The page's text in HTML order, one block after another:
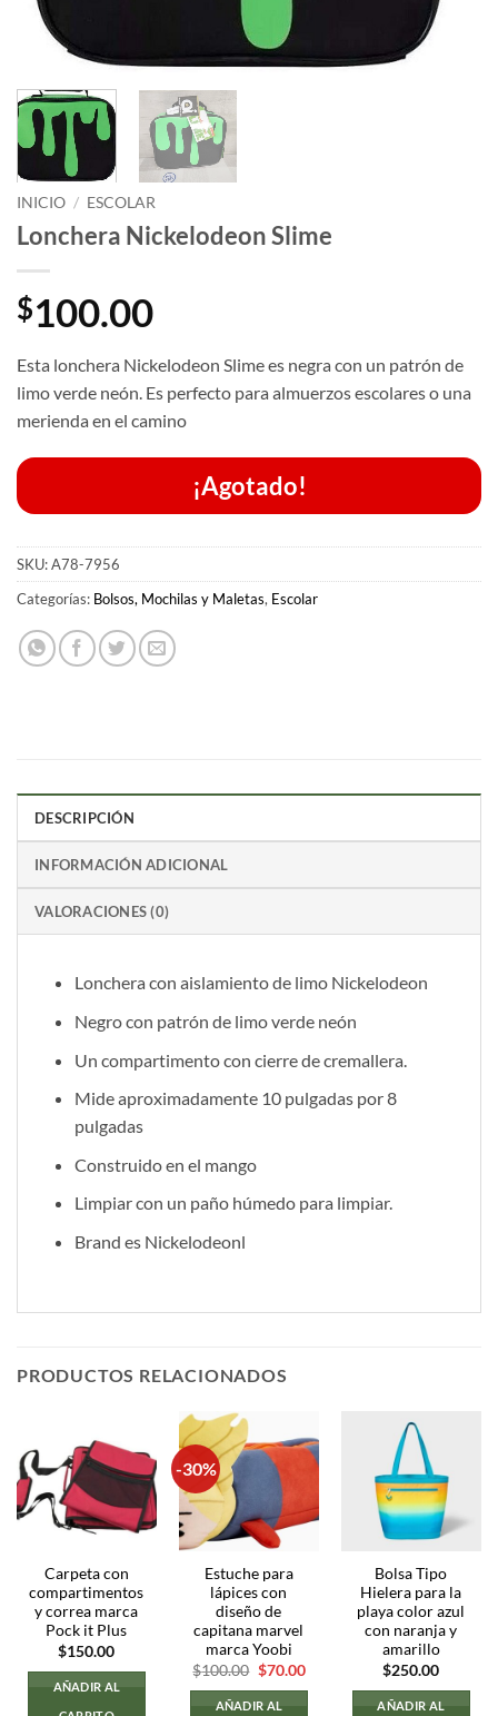
INICIO / ESCOLAR
Lonchera Nickelodeon Slime
$100.00
Esta lonchera Nickelodeon Slime es negra con un patrón de
limo verde neón. Es perfecto para almuerzos escolares o una
merienda en el camino
¡Agotado!
SKU:A78-7956
Categorías: Bolsos, Mochilas y Maletas, Escolar
DESCRIPCIÓN
INFORMACIÓN ADICIONAL
VALORACIONES (0)
Lonchera con aislamiento de limo Nickelodeon
Negro con patrón de limo verde neón
Un compartimento con cierre de cremallera.
Mide aproximadamente 10 pulgadas por 8
pulgadas
Construido en el mango
Limpiar con un paño húmedo para limpiar.
Brand es Nickelodeonl
PRODUCTOS RELACIONADOS
Carpeta con
compartimentos
y correa marca
Pock it Plus
$150.00
AÑADIR AL
-30%
Estuche para
lápices con
diseño de
capitana marvel
marca Yoobi
$100.00 El
original
era:
$70.00El
AÑADIR AL
Bolsa Tipo
Hielera para la
playa color azul
con naranja y
amarillo
$250.00
AÑADIR AL